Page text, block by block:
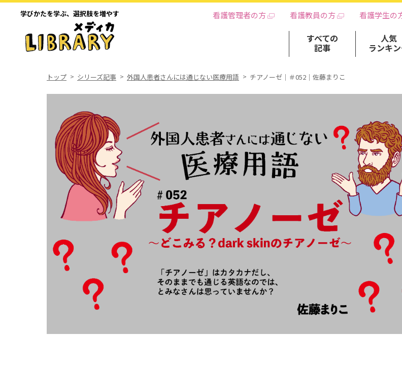
学びかたを学ぶ、 選択肢を増やす 看護管理者の方 看護教員の方 看護学生の
すべての
記事
人気
ランキ
トップ シリーズ記事 外国人患者さんには通じない医療用語 チアノーゼ｜＃052｜佐藤まりこ